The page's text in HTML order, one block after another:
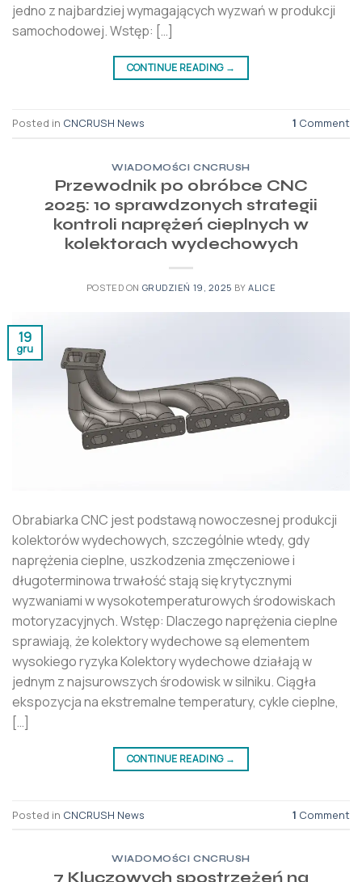
jedno z najbardziej wymagających wyzwań w produkcji
samochodowej. Wstęp: […]
CONTINUE READING →
Posted in CNCRUSH News 1 Comment
WIADOMOŚCI CNCRUSH
Przewodnik po obróbce CNC
2025: 10 sprawdzonych strategii
kontroli naprężeń cieplnych w
kolektorach wydechowych
POSTED ON GRUDZIEŃ 19, 2025 BYALICE
19
gru
Obrabiarka CNC jest podstawą nowoczesnej produkcji
kolektorów wydechowych, szczególnie wtedy, gdy
naprężenia cieplne, uszkodzenia zmęczeniowe i
długoterminowa trwałość stają się krytycznymi
wyzwaniami w wysokotemperaturowych środowiskach
motoryzacyjnych. Wstęp: Dlaczego naprężenia cieplne
sprawiają, że kolektory wydechowe są elementem
wysokiego ryzyka Kolektory wydechowe działają w
jednym z najsurowszych środowisk w silniku. Ciągła
ekspozycja na ekstremalne temperatury, cykle cieplne,
[…]
CONTINUE READING →
Posted in CNCRUSH News 1 Comment
WIADOMOŚCI CNCRUSH
7 Kluczowych spostrzeżeń na